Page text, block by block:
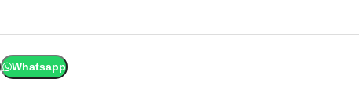
Whatsapp